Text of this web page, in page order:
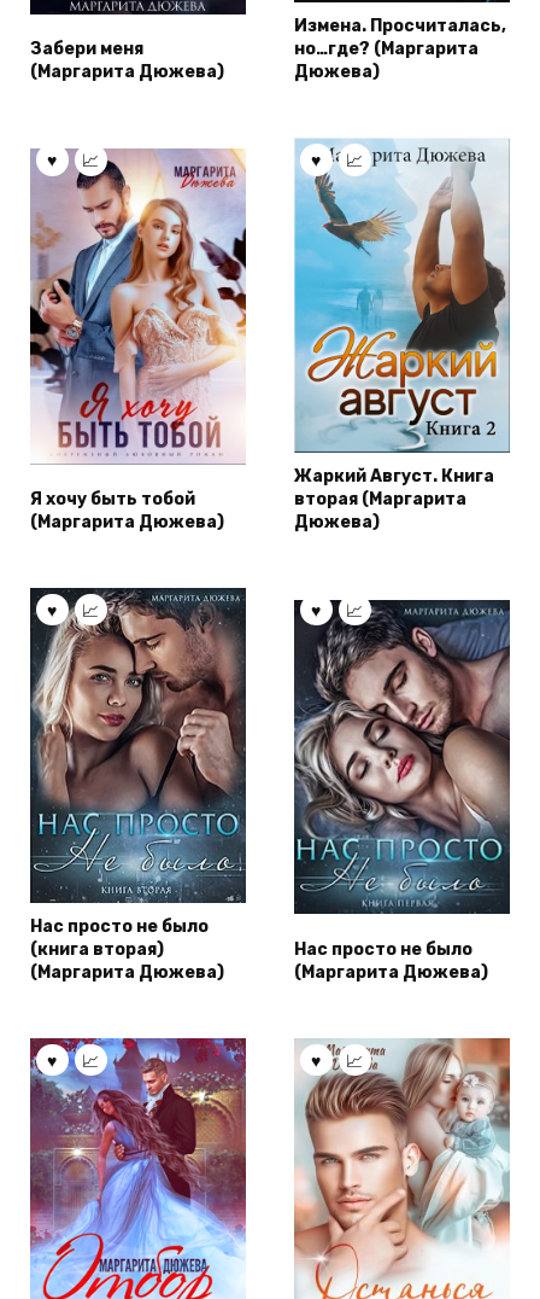
Забери меня
(Маргарита Дюжева)
Измена. Просчиталась,
но…где? (Маргарита
Дюжева)
Я хочу быть тобой
(Маргарита Дюжева)
Жаркий Август. Книга
вторая (Маргарита
Дюжева)
Нас просто не было
(книга вторая)
(Маргарита Дюжева)
Нас просто не было
(Маргарита Дюжева)